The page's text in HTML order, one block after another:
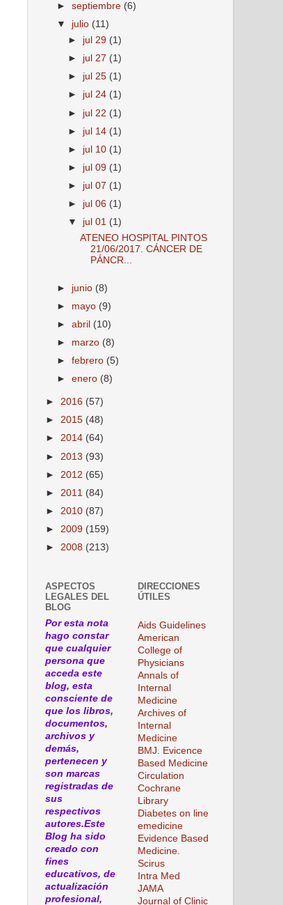
►septiembre (6)
▼ julio (11)
► jul 29 (1)
► jul 27 (1)
► jul 25 (1)
► jul 24 (1)
► jul 22 (1)
► jul 14 (1)
► jul 10 (1)
► jul 09 (1)
► jul 07 (1)
► jul 06 (1)
▼ jul 01 (1)
ATENEO HOSPITAL PINTOS
21/06/2017. CÁNCER DE
PÁNCR...
► junio (8)
► mayo (9)
►abril (10)
► marzo (8)
►febrero (5)
►enero (8)
► 2016 (57)
► 2015 (48)
► 2014 (64)
► 2013 (93)
► 2012 (65)
► 2011 (84)
► 2010 (87)
► 2009 (159)
► 2008 (213)
ASPECTOS
LEGALES DEL
BLOG
Por esta nota
hago constar
que cualquier
persona que
acceda este
blog, esta
consciente de
que los libros,
documentos,
archivos y
demás,
pertenecen y
son marcas
registradas de
sus
respectivos
autores.Este
Blog ha sido
creado con
fines
educativos, de
actualización
profesional,
DIRECCIONES
ÚTILES
Aids Guidelines
American
College of
Physicians
Annals of
Internal
Medicine
Archives of
Internal
Medicine
BMJ. Evicence
Based Medicine
Circulation
Cochrane
Library
Diabetes on line
emedicine
Evidence Based
Medicine.
Scirus
Intra Med
JAMA
Journal of Clinic